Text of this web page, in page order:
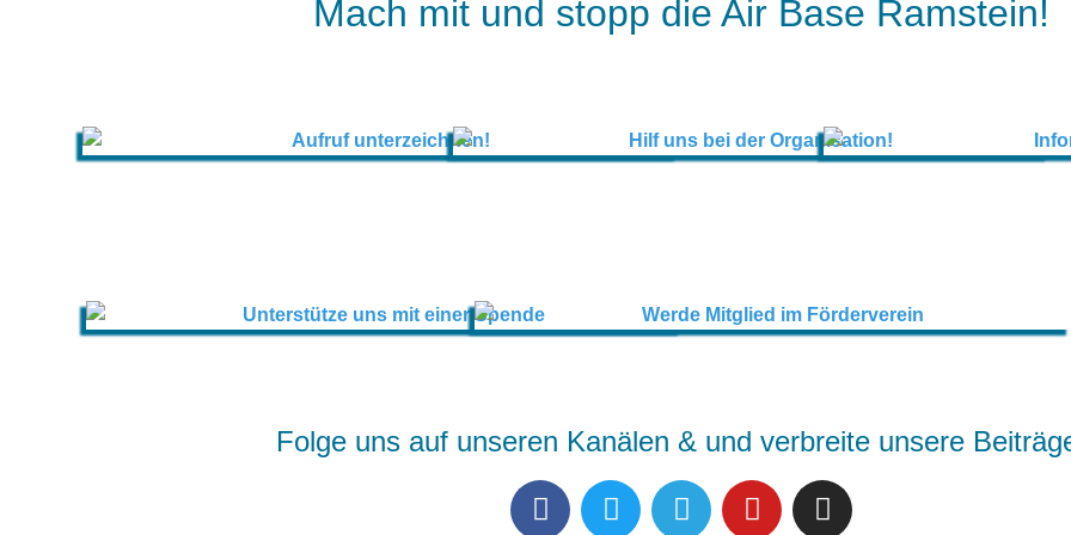
Mach mit und stopp die Air Base Ramstein!
Folge uns auf unseren Kanälen & und verbreite unsere